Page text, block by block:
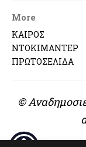
More
ΚΑΙΡΟΣ
ΝΤΟΚΙΜΑΝΤΕΡ
ΠΡΩΤΟΣΕΛΙΔΑ
©